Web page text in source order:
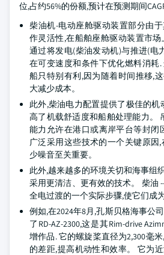
位,占约56%的份额,预计在预测期间
柴油机-电动座舱驱动装置部分由
作灵活性,在船舶座舱驱动装置市
通过将发电(柴油发动机)与推进(电
在可变速度和条件下优化燃料消耗
船只特别有利,因为随着时间推移,
大减少成本。
此外,柴油电力配置提供了极佳的机
高了机载舒适度和船舶处理能力。
能力允许在港口或离岸平台等封闭
广泛采用这些技术的一个关键原因
少噪音至关重要。
此外,越来越多的环境关切和海事组
采用更清洁、更有效的技术。 柴油
全电过渡的一个实际步骤,使它们成
例如,在2024年8月,孔斯贝格海事公
了RD-AZ-2300,这是其Rim-drive
增作品. 它的螺旋桨直径为2,300毫
的差距,提高机动性和效率。 它为